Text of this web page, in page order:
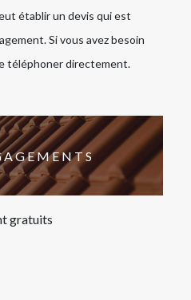
établir un devis qui est
Si vous avez besoin
téléphoner directement.
gratuits